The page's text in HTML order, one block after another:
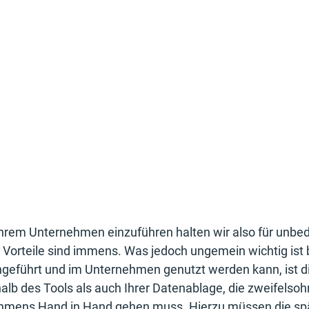
Unternehmen einzuführen halten wir also für
sind immens. Was jedoch ungemein wichtig
und im Unternehmen genutzt werden kann, ist
des Tools als auch Ihrer Datenablage, die